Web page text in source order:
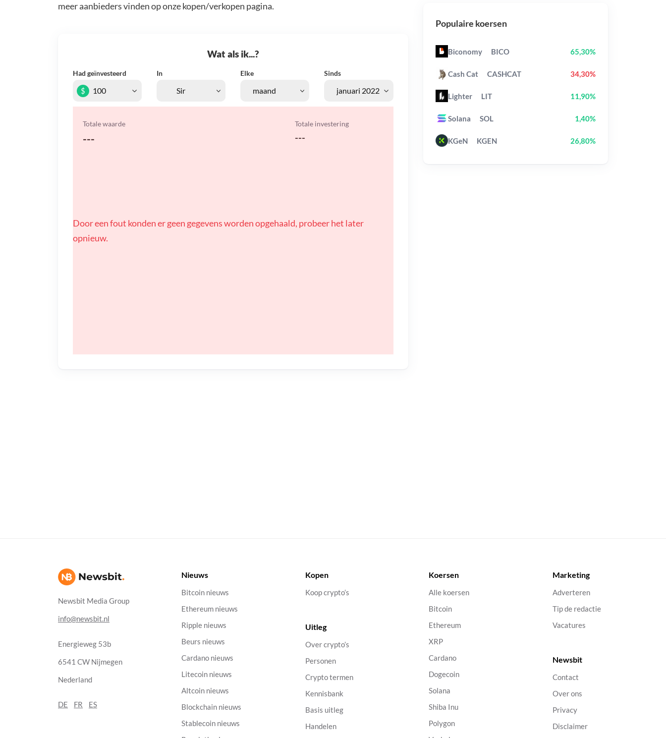
meer aanbieders vinden op onze kopen/verkopen pagina.
Wat als ik...?
Had geïnvesteerd In Elke Sinds
$
Totale waarde
---
Totale investering
---
Door een fout konden er geen gegevens worden opgehaald, probeer het later
opnieuw.
Populaire koersen
Biconomy BICO 65,30%
Cash Cat CASHCAT 34,30%
Lighter LIT 11,90%
Solana SOL 1,40%
KGeN KGEN 26,80%
Newsbit Media Group
info@newsbit.nl
Energieweg 53b
6541 CW Nijmegen
Nederland
DE FR ES
Nieuws
Bitcoin nieuws
Ethereum nieuws
Ripple nieuws
Beurs nieuws
Cardano nieuws
Litecoin nieuws
Altcoin nieuws
Blockchain nieuws
Stablecoin nieuws
Kopen
Koop crypto’s
Uitleg
Over crypto’s
Personen
Crypto termen
Kennisbank
Basis uitleg
Handelen
Koersen
Alle koersen
Bitcoin
Ethereum
XRP
Cardano
Dogecoin
Solana
Shiba Inu
Polygon
Marketing
Adverteren
Tip de redactie
Vacatures
Newsbit
Contact
Over ons
Privacy
Disclaimer